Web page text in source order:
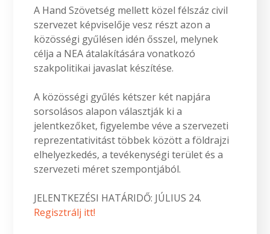
A Hand Szövetség mellett közel félszáz civil
szervezet képviselője vesz részt azon a
közösségi gyűlésen idén ősszel, melynek
célja a NEA átalakítására vonatkozó
szakpolitikai javaslat készítése.
A közösségi gyűlés kétszer két napjára
sorsolásos alapon választják ki a
jelentkezőket, figyelembe véve a szervezeti
reprezentativitást többek között a földrajzi
elhelyezkedés, a tevékenységi terület és a
szervezeti méret szempontjából.
JELENTKEZÉSI HATÁRIDŐ: JÚLIUS 24.
Regisztrálj itt!